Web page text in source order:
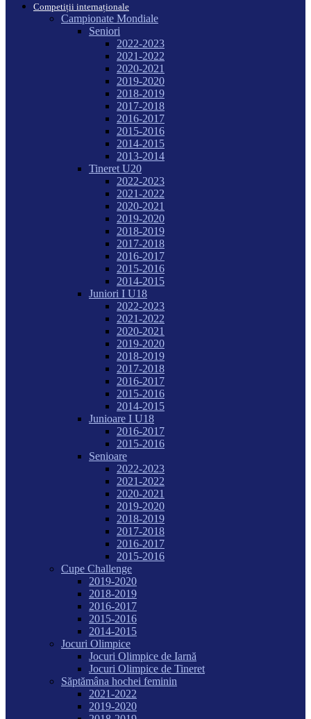
Competiții internaționale
Campionate Mondiale
Seniori
2022-2023
2021-2022
2020-2021
2019-2020
2018-2019
2017-2018
2016-2017
2015-2016
2014-2015
2013-2014
Tineret U20
2022-2023
2021-2022
2020-2021
2019-2020
2018-2019
2017-2018
2016-2017
2015-2016
2014-2015
Juniori I U18
2022-2023
2021-2022
2020-2021
2019-2020
2018-2019
2017-2018
2016-2017
2015-2016
2014-2015
Junioare I U18
2016-2017
2015-2016
Senioare
2022-2023
2021-2022
2020-2021
2019-2020
2018-2019
2017-2018
2016-2017
2015-2016
Cupe Challenge
2019-2020
2018-2019
2016-2017
2015-2016
2014-2015
Jocuri Olimpice
Jocuri Olimpice de Iarnă
Jocuri Olimpice de Tineret
Săptămâna hochei feminin
2021-2022
2019-2020